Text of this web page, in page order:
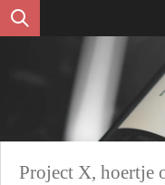
Ga
hoofdinhoud
Project X, hoertje